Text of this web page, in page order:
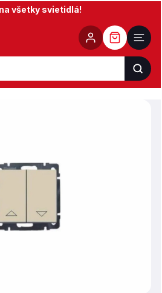
všetky svietidlá!